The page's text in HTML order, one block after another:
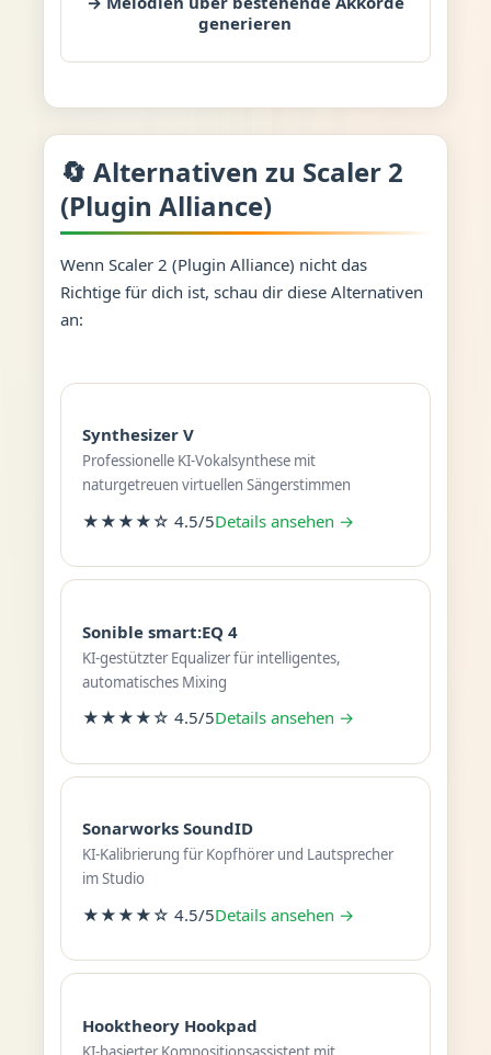
generieren
🔄 Alternativen zu Scaler 2
(Plugin Alliance)
Wenn Scaler 2 (Plugin Alliance) nicht das
Richtige für dich ist, schau dir diese Alternativen
an:
Synthesizer V
Professionelle KI-Vokalsynthese mit
naturgetreuen virtuellen Sängerstimmen
★★★★☆ 4.5/5Details ansehen →
Sonible smart:EQ 4
KI-gestützter Equalizer für intelligentes,
automatisches Mixing
★★★★☆ 4.5/5Details ansehen →
Sonarworks SoundID
KI-Kalibrierung für Kopfhörer und Lautsprecher
im Studio
★★★★☆ 4.5/5Details ansehen →
Hooktheory Hookpad